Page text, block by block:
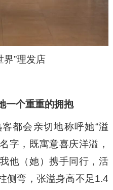
界”理发店
一个重重的拥抱
都会亲切地称呼她“溢
字，既寓意喜庆洋溢，
他（她）携手同行，活
侧弯，张溢身高不足1.4